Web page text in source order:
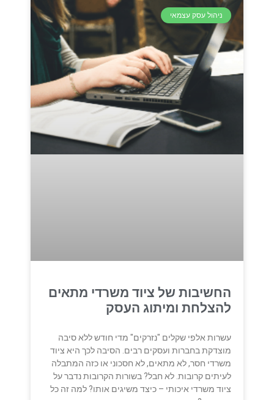
ניהול עסק עצמאי
החשיבות של ציוד משרדי מתאים
להצלחת ומיתוג העסק
עשרות אלפי שקלים "נזרקים" מדי חודש ללא סיבה
מוצדקת בחברות ועסקים רבים. הסיבה לכך היא ציוד
משרדי חסר, לא מתאים, לא חסכוני או כזה המתבלה
לעיתים קרובות. לא חבל? בשורות הקרובות נדבר על
ציוד משרדי איכותי – כיצד משיגים אותו? למה זה כל